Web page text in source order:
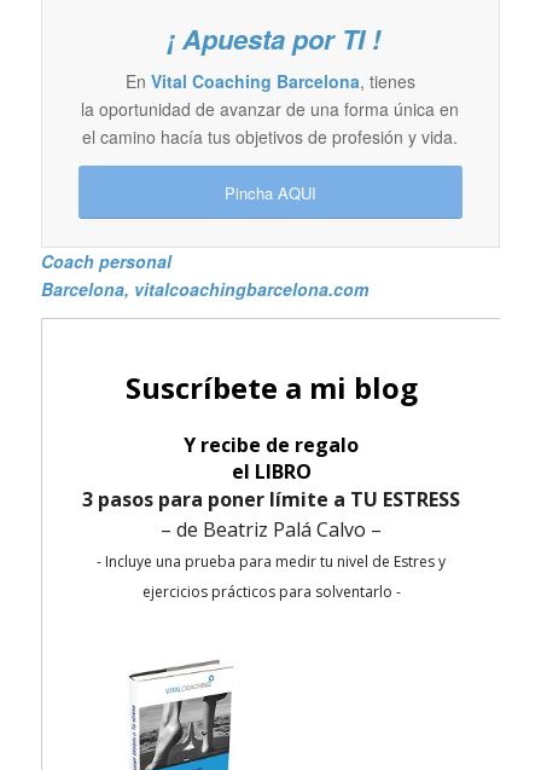
¡ Apuesta por TI !
En Vital Coaching Barcelona, tienes
la oportunidad de avanzar de una forma única en
el camino hacía tus objetivos de profesión y vida.
Pincha AQUI
Coach personal
Barcelona, vitalcoachingbarcelona.com